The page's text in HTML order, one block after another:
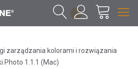
1
zarządzania kolorami i rozwiązania
Photo 1.1.1 (Mac)